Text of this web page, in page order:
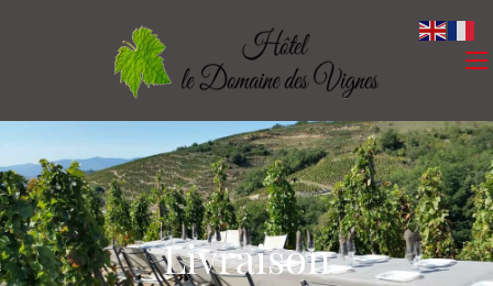
Livraison